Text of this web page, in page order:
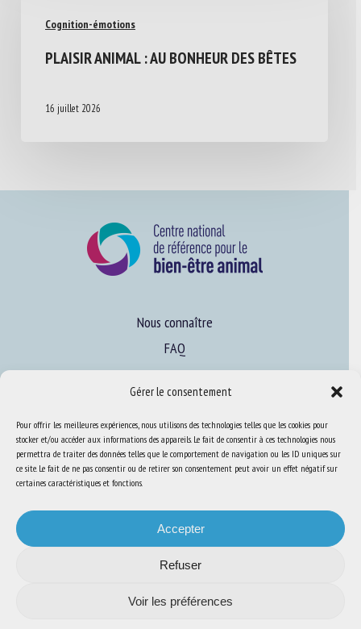
Gérer le consentement
Pour offrir les meilleures expériences, nous utilisons des technologies telles que les cookies pour
stocker et/ou accéder aux informations des appareils. Le fait de consentir à ces technologies nous
permettra de traiter des données telles que le comportement de navigation ou les ID uniques sur
ce site. Le fait de ne pas consentir ou de retirer son consentement peut avoir un effet négatif sur
certaines caractéristiques et fonctions.
Accepter
Refuser
Voir les préférences
Cognition-émotions
PLAISIR ANIMAL : AU BONHEUR DES BÊTES
16 juillet 2026
Nous connaître
FAQ
S’informer sur le BEA
Se former au BEA
Ressources